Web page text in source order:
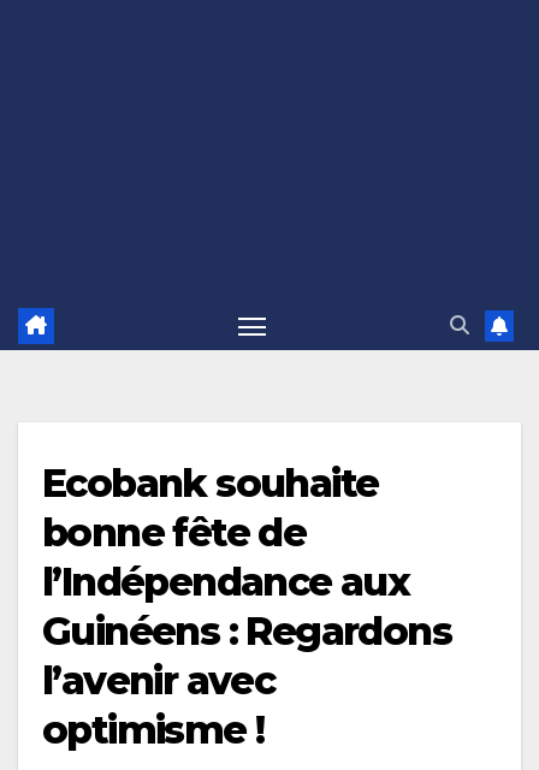
Ecobank souhaite
bonne fête de
l’Indépendance aux
Guinéens : Regardons
l’avenir avec
optimisme !